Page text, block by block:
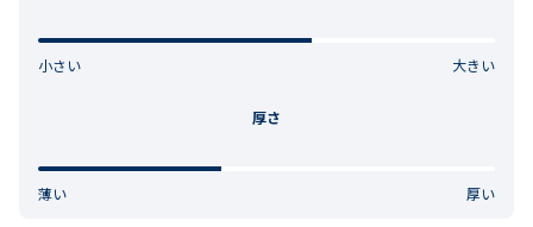
小さい 大きい
厚さ
薄い 厚い